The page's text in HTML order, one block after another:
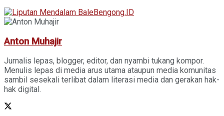
Anton Muhajir
Jurnalis lepas, blogger, editor, dan nyambi tukang kompor.
Menulis lepas di media arus utama ataupun media komunitas
sambil sesekali terlibat dalam literasi media dan gerakan hak-
hak digital.